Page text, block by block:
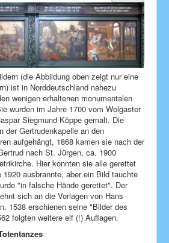
(die Abbildung oben zeigt nur eine
ist in Norddeutschland nahezu
wenigen erhaltenen monumentalen
wurden im Jahre 1700 vom Wolgaster
Siegmund Köppe gemalt. Die
der Gertrudenkapelle an den
aufgehängt, 1868 kamen sie nach der
nach St. Jürgen, ca. 1900
Hier konnten sie alle gerettet
ausbrannte, aber ein Bild tauchte
"in falsche Hände gerettet". Der
sich an die Vorlagen von Hans
1538 erschienen seine "Bilder des
folgten weitere elf (!) Auflagen.